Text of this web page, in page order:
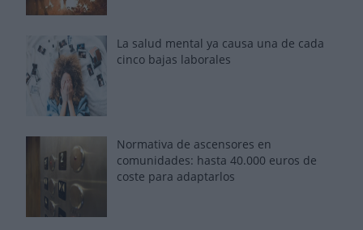
La salud mental ya causa una de cada
cinco bajas laborales
Normativa de ascensores en
comunidades: hasta 40.000 euros de
coste para adaptarlos